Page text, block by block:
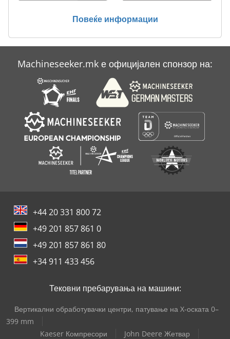
Повеќе информации
Machineseeker.mk е официјален спонзор на:
+44 20 331 800 72
+49 201 857 861 0
+49 201 857 861 80
+34 911 433 456
Тековни пребарувања на машини:
Вертикални обработувачки центри, патување на X-оската 0–
399 mm
Kaeser Компресори
John Deere Жетвар